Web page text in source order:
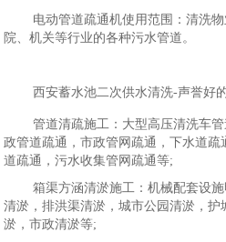
电动管道疏通机使用范围：清洗
院、机关等行业的各种污水管道。
西安蓄水池二次供水清洗-声誉好
管道清疏施工：大型高压清洗车
政管道疏通，市政管网疏通，下水道
道疏通，污水收集管网疏通等;
箱渠方涵清淤施工：机械配套设
清淤，排洪渠清淤，城市公园清淤，
淤，市政清淤等;